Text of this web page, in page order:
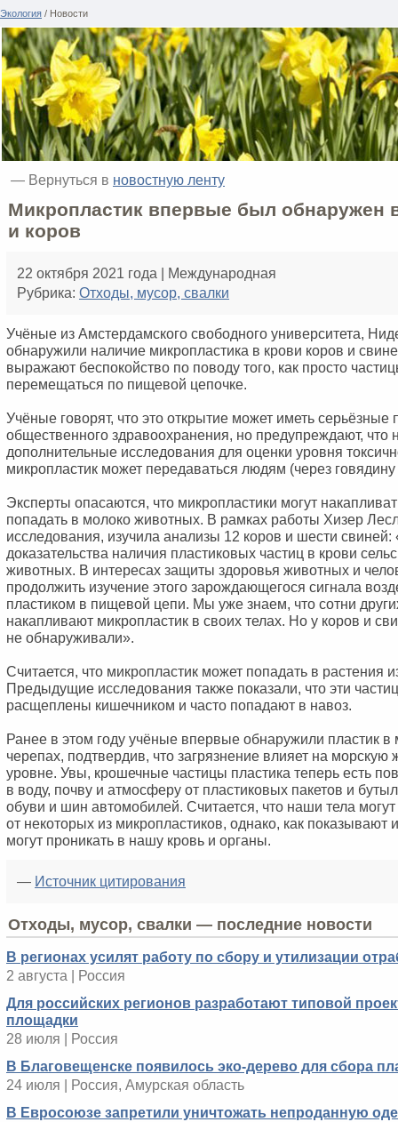
Экология / Новости
— Вернуться в новостную ленту
Микропластик впервые был обнаружен
и коров
22 октября 2021 года | Международная
Рубрика: Отходы, мусор, свалки
Учёные из Амстердамского свободного университета,
обнаружили наличие микропластика в крови коров и
выражают беспокойство по поводу того, как просто
перемещаться по пищевой цепочке.
Учёные говорят, что это открытие может иметь серьёзные
общественного здравоохранения, но предупреждают, что
дополнительные исследования для оценки уровня
микропластик может передаваться людям (через
Эксперты опасаются, что микропластики могут
попадать в молоко животных. В рамках работы Хизер
исследования, изучила анализы 12 коров и шести
доказательства наличия пластиковых частиц в крови
животных. В интересах защиты здоровья животных и
продолжить изучение этого зарождающегося сигнала
пластиком в пищевой цепи. Мы уже знаем, что сотни
накапливают микропластик в своих телах. Но у коров и
не обнаруживали».
Считается, что микропластик может попадать в растения
Предыдущие исследования также показали, что эти
расщеплены кишечником и часто попадают в навоз.
Ранее в этом году учёные впервые обнаружили пластик
черепах, подтвердив, что загрязнение влияет на морскую
уровне. Увы, крошечные частицы пластика теперь есть
в воду, почву и атмосферу от пластиковых пакетов и
обуви и шин автомобилей. Считается, что наши тела могут
от некоторых из микропластиков, однако, как показывают
могут проникать в нашу кровь и органы.
— Источник цитирования
Отходы, мусор, свалки — последние новости
В регионах усилят работу по сбору и утилизации
2 августа | Россия
Для российских регионов разработают типовой
площадки
28 июля | Россия
В Благовещенске появилось эко-дерево для сбора
24 июля | Россия, Амурская область
В Евросоюзе запретили уничтожать непроданную